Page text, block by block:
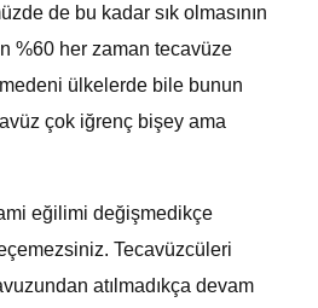
de bu kadar sık olmasının
%60 her zaman tecavüze
ülkelerde bile bunun
çok iğrenç bişey ama
eğilimi değişmedikçe
Tecavüzcüleri
atılmadıkça devam